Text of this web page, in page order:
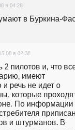
в 04:28
в Буркина-
в 02:38
имеют
речь не идет о
которые
По информации
и штурманов. В